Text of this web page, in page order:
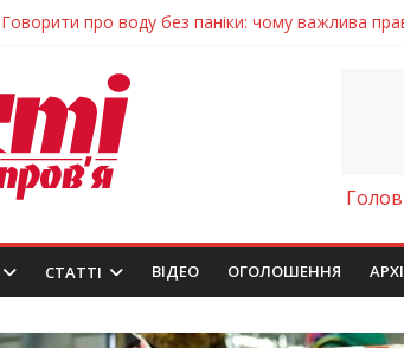
Говорити про воду без паніки: чому важлива
Лікар – на екрані: Як працюють телемедичні
Пошуки тривають: на Дніпропетровщині
Ветерани Дніпропетровщини отримують шанс на
СТАТТІ ВIДЕО ОГОЛОШЕННЯ